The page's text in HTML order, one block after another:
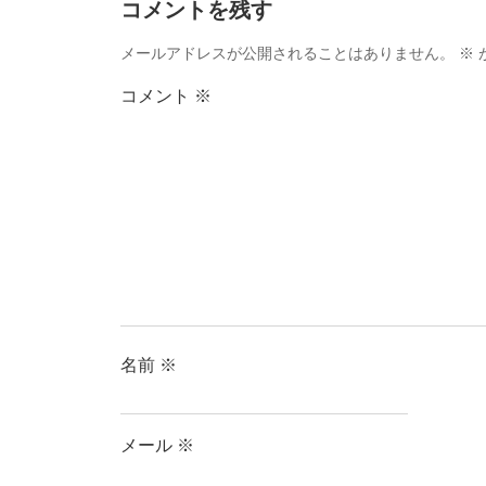
コメントを残す
メールアドレスが公開されることはありません。 ※
コメント ※
名前 ※
メール ※